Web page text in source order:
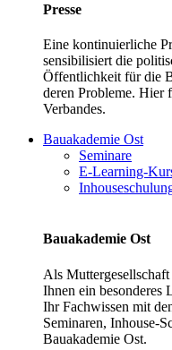
Presse
Eine kontinuierliche
sensibilisiert die
Öffentlichkeit für die
deren Probleme. Hier
Verbandes.
Bauakademie Ost
Seminare
E-Learning-
Bauakademie Ost
Als
Ihnen ein besonderes
Ihr Fachwissen mit
Seminaren, Inhouse-
Bauakademie Ost.